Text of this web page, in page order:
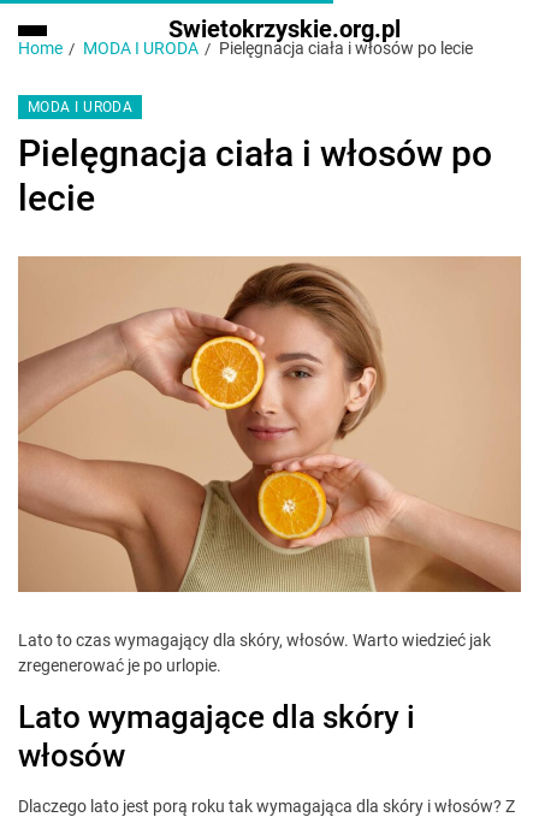
Swietokrzyskie.org.pl
Home MODA I URODA Pielęgnacja ciała i włosów po lecie
MODA I URODA
Pielęgnacja ciała i włosów po
lecie
Lato to czas wymagający dla skóry, włosów. Warto wiedzieć jak
zregenerować je po urlopie.
Lato wymagające dla skóry i
włosów
Dlaczego lato jest porą roku tak wymagająca dla skóry i włosów? Z